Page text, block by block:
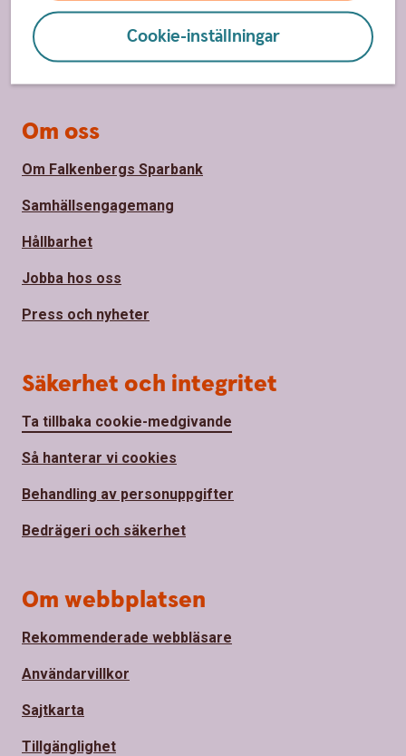
Cookie-inställningar
Bli kund
Priser, räntor och kurser
Om oss
Om Falkenbergs Sparbank
Samhällsengagemang
Hållbarhet
Jobba hos oss
Press och nyheter
Säkerhet och integritet
Ta tillbaka cookie-medgivande
Så hanterar vi cookies
Behandling av personuppgifter
Bedrägeri och säkerhet
Om webbplatsen
Rekommenderade webbläsare
Användarvillkor
Sajtkarta
Tillgänglighet